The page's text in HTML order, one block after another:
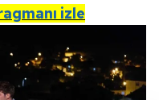
izle